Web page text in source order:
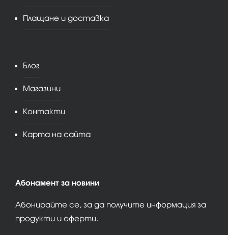
Плащане и доставка
Блог
Магазини
Контакти
Карта на сайта
Абонамент за новини
Абонирайте се, за да получите информация за
продукти и оферти.